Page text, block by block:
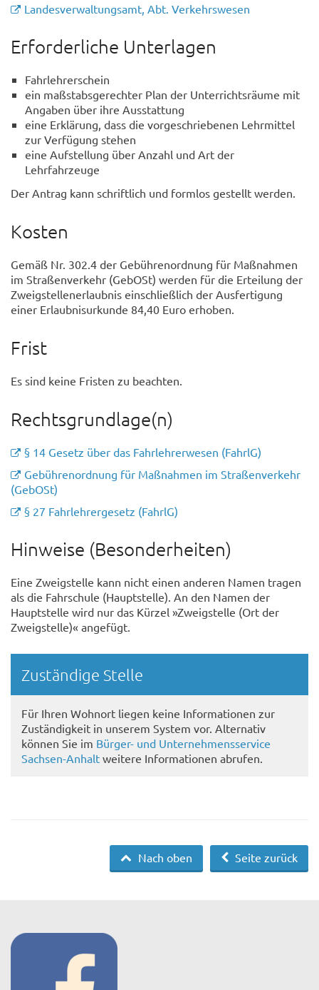
Landesverwaltungsamt, Abt. Verkehrswesen
Erforderliche Unterlagen
Fahrlehrerschein
ein maßstabsgerechter Plan der Unterrichtsräume mit
Angaben über ihre Ausstattung
eine Erklärung, dass die vorgeschriebenen Lehrmittel
zur Verfügung stehen
eine Aufstellung über Anzahl und Art der
Lehrfahrzeuge
Der Antrag kann schriftlich und formlos gestellt werden.
Kosten
Gemäß Nr. 302.4 der Gebührenordnung für Maßnahmen
im Straßenverkehr (GebOSt) werden für die Erteilung der
Zweigstellenerlaubnis einschließlich der Ausfertigung
einer Erlaubnisurkunde 84,40 Euro erhoben.
Frist
Es sind keine Fristen zu beachten.
Rechtsgrundlage(n)
§ 14 Gesetz über das Fahrlehrerwesen (FahrlG)
Gebührenordnung für Maßnahmen im Straßenverkehr
(GebOSt)
§ 27 Fahrlehrergesetz (FahrlG)
Hinweise (Besonderheiten)
Eine Zweigstelle kann nicht einen anderen Namen tragen
als die Fahrschule (Hauptstelle). An den Namen der
Hauptstelle wird nur das Kürzel »Zweigstelle (Ort der
Zweigstelle)« angefügt.
Randspalte
Zuständige Stelle
Für Ihren Wohnort liegen keine Informationen zur
Zuständigkeit in unserem System vor. Alternativ
können Sie im Bürger- und Unternehmensservice
Sachsen-Anhalt weitere Informationen abrufen.
Seite zurück
Nach oben